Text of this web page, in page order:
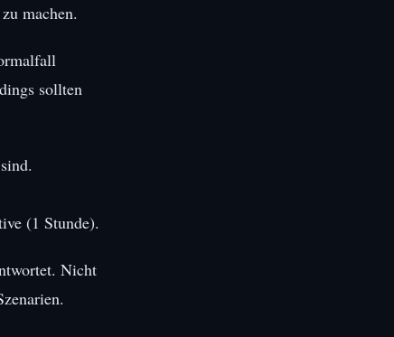
machen.
sollten
(1 Stunde).
Nicht